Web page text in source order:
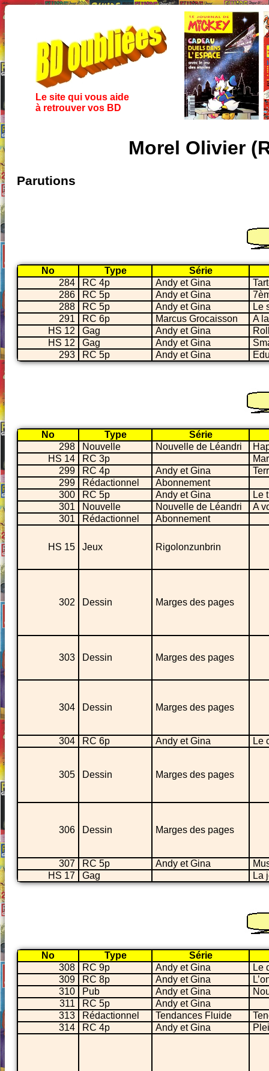
Le site qui vous aide
à retrouver vos BD
Morel Olivier
Parutions
No Type
Série
284
RC 4p Andy et Gina
286
RC 5p Andy et Gina
288
RC 5p Andy et Gina
Le
291
RC 6p Marcus Grocaisson
A
HS 12
Gag Andy et Gina
HS 12
Gag Andy et Gina
293
RC 5p Andy et Gina
No Type
Série
298
Nouvelle Nouvelle de Léandri
HS 14
RC 3p
299
RC 4p Andy et Gina
299
Rédactionnel
Abonnement
300
RC 5p Andy et Gina
Le
301
Nouvelle Nouvelle de Léandri
A
301
Rédactionnel Abonnement
HS 15 Jeux Rigolonzunbrin
302 Dessin Marges des pages
303 Dessin Marges des pages
304 Dessin Marges des pages
304 RC 6p Andy et Gina Le
305 Dessin Marges des pages
306 Dessin Marges des pages
307 RC 5p Andy et Gina
HS 17
Gag La
No Type
Série
308
RC 9p Andy et Gina
Le
309
RC 8p Andy et Gina
310
Pub Andy et Gina
311
RC 5p
Andy et Gina
313
Rédactionnel Tendances Fluide
314
RC 4p Andy et Gina